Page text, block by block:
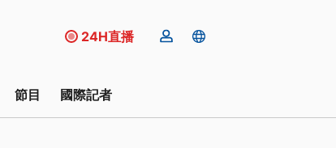
24H直播
節目 國際記者